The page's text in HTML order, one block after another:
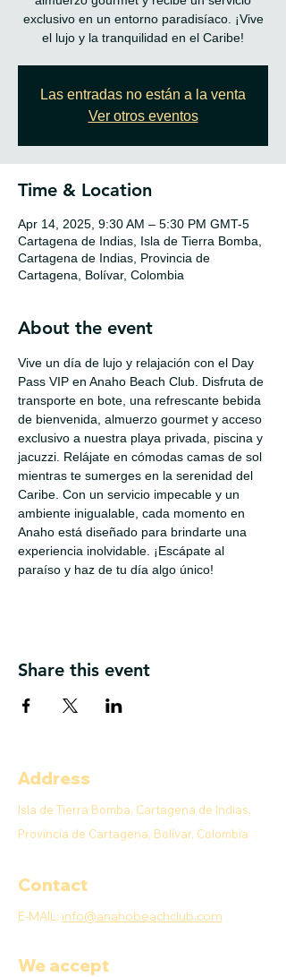
exclusivo en un entorno paradisíaco. ¡Vive
Las entradas no están a la venta
Ver otros eventos
Time & Location
Apr 14, 2025, 9:30 AM – 5:30 PM GMT-5
Cartagena de Indias, Isla de Tierra Bomba,
Cartagena de Indias, Provincia de
Cartagena, Bolívar, Colombia
About the event
Vive un día de lujo y relajación con el Day
Pass VIP en Anaho Beach Club. Disfruta de
transporte en bote, una refrescante bebida
de bienvenida, almuerzo gourmet y acceso
exclusivo a nuestra playa privada, piscina y
jacuzzi. Relájate en cómodas camas de sol
mientras te sumerges en la serenidad del
Caribe. Con un servicio impecable y un
ambiente inigualable, cada momento en
Anaho está diseñado para brindarte una
experiencia inolvidable. ¡Escápate al
paraíso y haz de tu día algo único!
Share this event
Address
Isla de Tierra Bomba, Cartagena de Indias,
Provincia de Cartagena, Bolívar, Colombia
Contact
E-MAIL: info@anahobeachclub.com
We accept